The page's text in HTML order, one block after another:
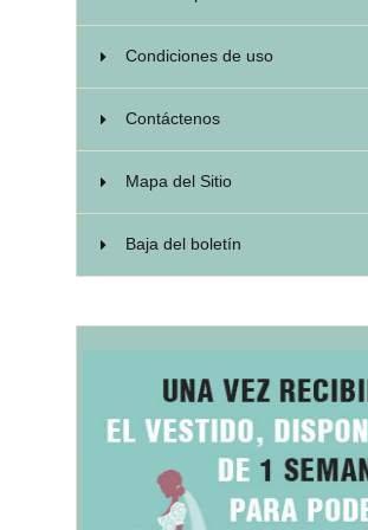
Condiciones de uso
Contáctenos
Mapa del Sitio
Baja del boletín